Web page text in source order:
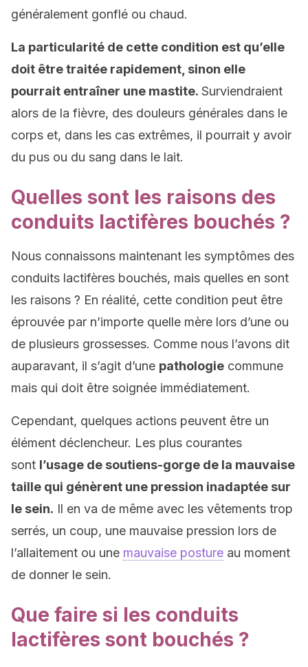
généralement gonflé ou chaud.
La particularité de cette condition est qu’elle
doit être traitée rapidement, sinon elle
pourrait entraîner une mastite. Surviendraient
alors de la fièvre, des douleurs générales dans le
corps et, dans les cas extrêmes, il pourrait y avoir
du pus ou du sang dans le lait.
Quelles sont les raisons des
conduits lactifères bouchés ?
Nous connaissons maintenant les symptômes des
conduits lactifères bouchés, mais quelles en sont
les raisons ? En réalité, cette condition peut être
éprouvée par n’importe quelle mère lors d’une ou
de plusieurs grossesses. Comme nous l’avons dit
auparavant, il s’agit d’une pathologie commune
mais qui doit être soignée immédiatement.
Cependant, quelques actions peuvent être un
élément déclencheur. Les plus courantes
sont l’usage de soutiens-gorge de la mauvaise
taille qui génèrent une pression inadaptée sur
le sein. Il en va de même avec les vêtements trop
serrés, un coup, une mauvaise pression lors de
l’allaitement ou une mauvaise posture au moment
de donner le sein.
Que faire si les conduits
lactifères sont bouchés ?